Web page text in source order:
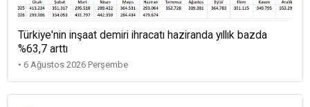
Türkiye'nin inşaat demiri ihracatı haziranda yıllık bazda
%63,7 arttı
• 6 Ağustos 2026 Perşembe